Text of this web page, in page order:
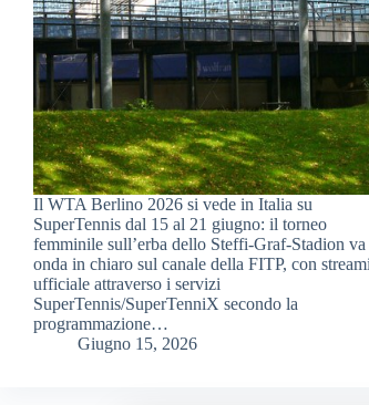
Il WTA Berlino 2026 si vede in Italia su
SuperTennis dal 15 al 21 giugno: il torneo
femminile sull’erba dello Steffi-Graf-Stadion va
onda in chiaro sul canale della FITP, con
ufficiale attraverso i servizi
SuperTennis/SuperTenniX secondo la
programmazione…
Giugno 15, 2026